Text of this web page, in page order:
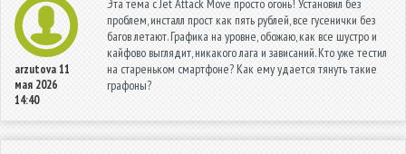
arzutova11
мая 2026
14:40
проблем, инсталл прост как пять рублей, все гусенички без
багов летают. Графика на уровне, обожаю, как все шустро и
кайфово выглядит, никакого лага и зависаний. Кто уже тестил
на стареньком смартфоне? Как ему удается тянуть такие
графоны?